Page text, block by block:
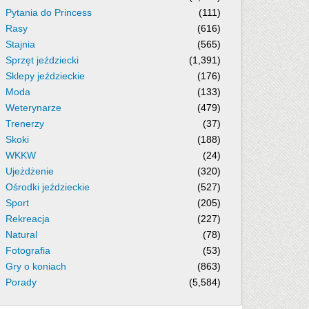
Pytania do Princess
(111)
Rasy
(616)
Stajnia
(565)
Sprzęt jeździecki
(1,391)
Sklepy jeździeckie
(176)
Moda
(133)
Weterynarze
(479)
Trenerzy
(37)
Skoki
(188)
WKKW
(24)
Ujeżdżenie
(320)
Ośrodki jeździeckie
(527)
Sport
(205)
Rekreacja
(227)
Natural
(78)
Fotografia
(53)
Gry o koniach
(863)
Porady
(5,584)